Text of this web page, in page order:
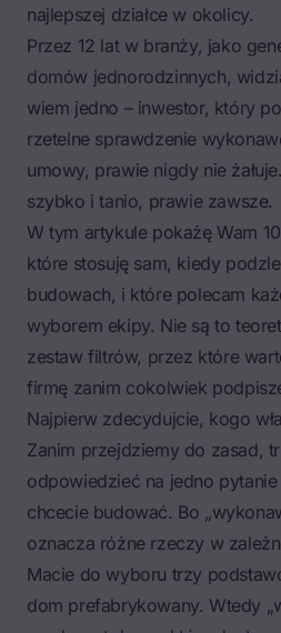
najlepszej działce w okolicy.
Przez 12 lat w branży, jako
domów jednorodzinnych,
wiem jedno – inwestor, który
rzetelne sprawdzenie
umowy, prawie nigdy nie
szybko i tanio, prawie zawsze.
W tym artykule pokażę Wam
które stosuję sam, kiedy
budowach, i które polecam
wyborem ekipy. Nie są to
zestaw filtrów, przez które
firmę zanim cokolwiek
Najpierw zdecydujcie, kogo
Zanim przejdziemy do zasad,
odpowiedzieć na jedno
chcecie budować. Bo
oznacza różne rzeczy w
Macie do wyboru trzy
dom prefabrykowany. Wtedy